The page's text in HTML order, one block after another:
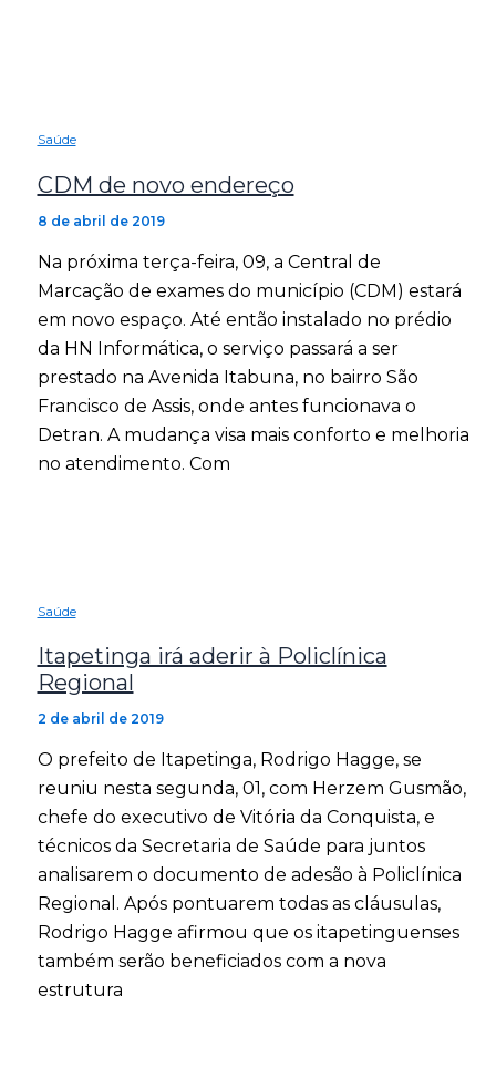
Saúde
CDM de novo endereço
8 de abril de 2019
Na próxima terça-feira, 09, a Central de
Marcação de exames do município (CDM) estará
em novo espaço. Até então instalado no prédio
da HN Informática, o serviço passará a ser
prestado na Avenida Itabuna, no bairro São
Francisco de Assis, onde antes funcionava o
Detran. A mudança visa mais conforto e melhoria
no atendimento. Com
Saúde
Itapetinga irá aderir à Policlínica
Regional
2 de abril de 2019
O prefeito de Itapetinga, Rodrigo Hagge, se
reuniu nesta segunda, 01, com Herzem Gusmão,
chefe do executivo de Vitória da Conquista, e
técnicos da Secretaria de Saúde para juntos
analisarem o documento de adesão à Policlínica
Regional. Após pontuarem todas as cláusulas,
Rodrigo Hagge afirmou que os itapetinguenses
também serão beneficiados com a nova
estrutura